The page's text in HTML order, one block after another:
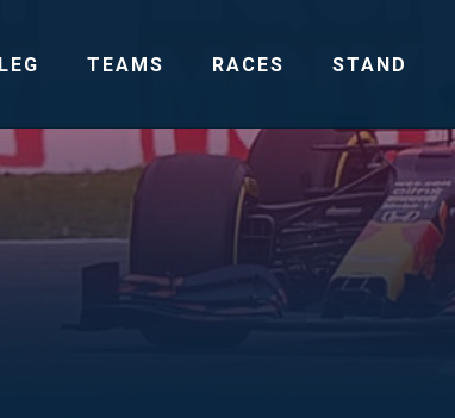
TEAMS RACES STAND